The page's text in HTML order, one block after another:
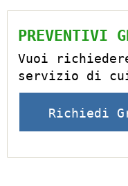
PREVENTIVI
Vuoi
servizio di
Richiedi